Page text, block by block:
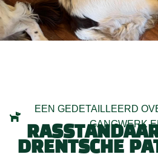
EEN GEDETAILLEERD
GANGWERK
DRENTSCHE